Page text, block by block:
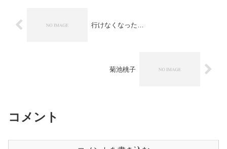
行けなくなった…
菊池桃子
コメント